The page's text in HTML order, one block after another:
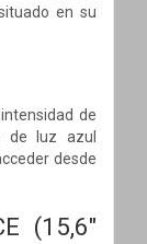
en su
de
de luz azul
desde
(15,6"